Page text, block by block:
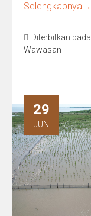
Selengkapnya→
Diterbitkan pada
Wawasan
29
JUN